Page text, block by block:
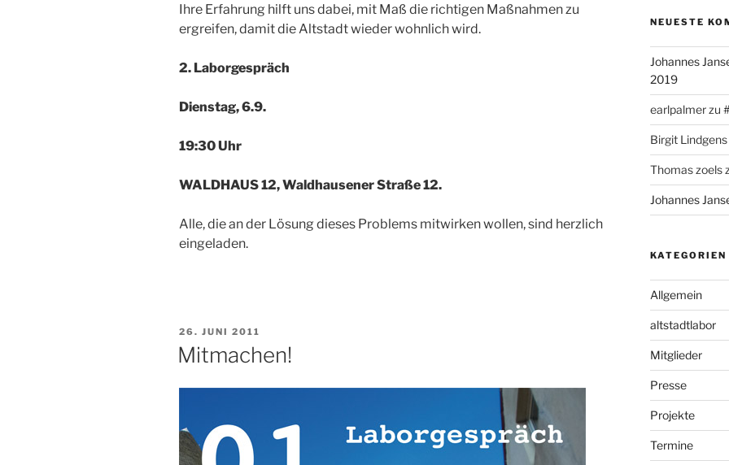
Ihre Erfahrung hilft uns dabei, mit Maß die richtigen Maßnahmen zu
ergreifen, damit die Altstadt wieder wohnlich wird.
2. Laborgespräch
Dienstag, 6.9.
19:30 Uhr
WALDHAUS 12, Waldhausener Straße 12.
Alle, die an der Lösung dieses Problems mitwirken wollen, sind herzlich
eingeladen.
VERÖFFENTLICHT
26. JUNI 2011
Mitmachen!
NEUESTE
Johannes
2019
earlpalmerzu
Birgit Lindgens
Thomas zoels
Johannes
KATEGORIEN
Allgemein
altstadtlabor
Mitglieder
Presse
Projekte
Termine